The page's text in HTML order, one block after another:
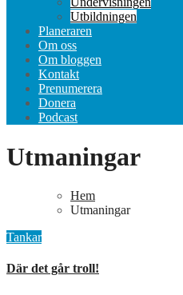
Utbildningen
Planeraren
Om oss
Om bloggen
Kontakt
Prenumerera
Donera
Podcast
Utmaningar
Hem
Utmaningar
Tankar
Där det går troll!